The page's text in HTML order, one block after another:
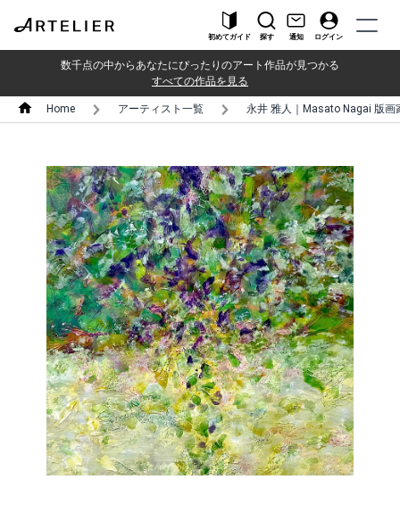
初めてガイド 探す 通知 ログイン
数千点の中からあなたにぴったりのアート作品が見つかる
すべての作品を見る
Home アーティスト一覧 永井 雅人｜Masato Nagai 版画